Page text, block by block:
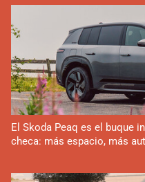
El Skoda Peaq es el buque
checa: más espacio, más